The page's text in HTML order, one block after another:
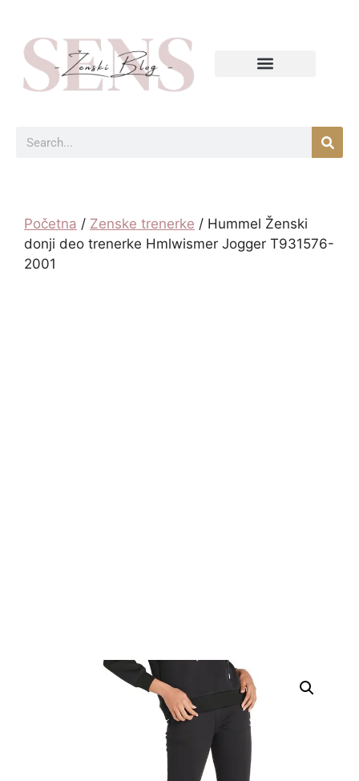
Početna / Zenske trenerke / Hummel Ženski
donji deo trenerke Hmlwismer Jogger T931576-
2001